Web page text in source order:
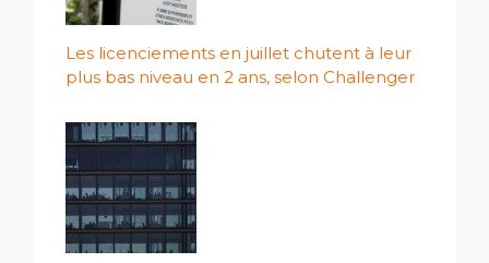
Les licenciements en juillet chutent à leur
plus bas niveau en 2 ans, selon Challenger